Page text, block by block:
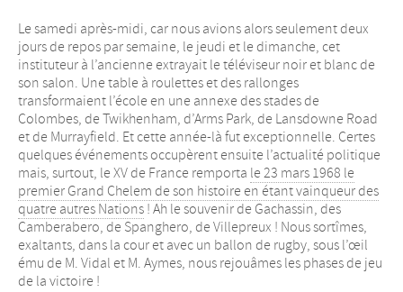
Le samedi après-midi, car nous avions alors seulement deux
jours de repos par semaine, le jeudi et le dimanche, cet
instituteur à l’ancienne extrayait le téléviseur noir et blanc de
son salon. Une table à roulettes et des rallonges
transformaient l’école en une annexe des stades de
Colombes, de Twikhenham, d’Arms Park, de Lansdowne Road
et de Murrayfield. Et cette année-là fut exceptionnelle. Certes
quelques événements occupèrent ensuite l’actualité politique
mais, surtout, le XV de France remporta le 23 mars 1968 le
premier Grand Chelem de son histoire en étant vainqueur des
quatre autres Nations ! Ah le souvenir de Gachassin, des
Camberabero, de Spanghero, de Villepreux ! Nous sortîmes,
exaltants, dans la cour et avec un ballon de rugby, sous l’œil
ému de M. Vidal et M. Aymes, nous rejouâmes les phases de jeu
de la victoire !